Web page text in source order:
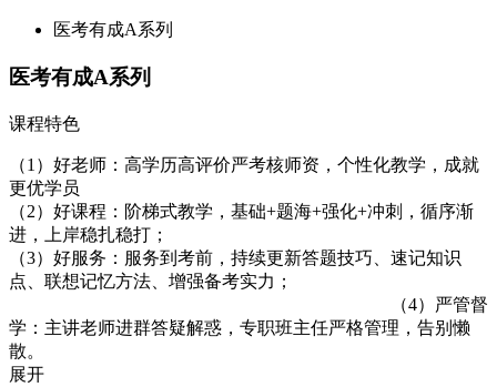
医考有成A系列
医考有成A系列
课程特色
（1）好老师：高学历高评价严考核师资，个性化教学，成就
更优学员
（2）好课程：阶梯式教学，基础+题海+强化+冲刺，循序渐
进，上岸稳扎稳打；
（3）好服务：服务到考前，持续更新答题技巧、速记知识
点、联想记忆方法、增强备考实力；
（4）严管督
学：主讲老师进群答疑解惑，专职班主任严格管理，告别懒
散。
展开